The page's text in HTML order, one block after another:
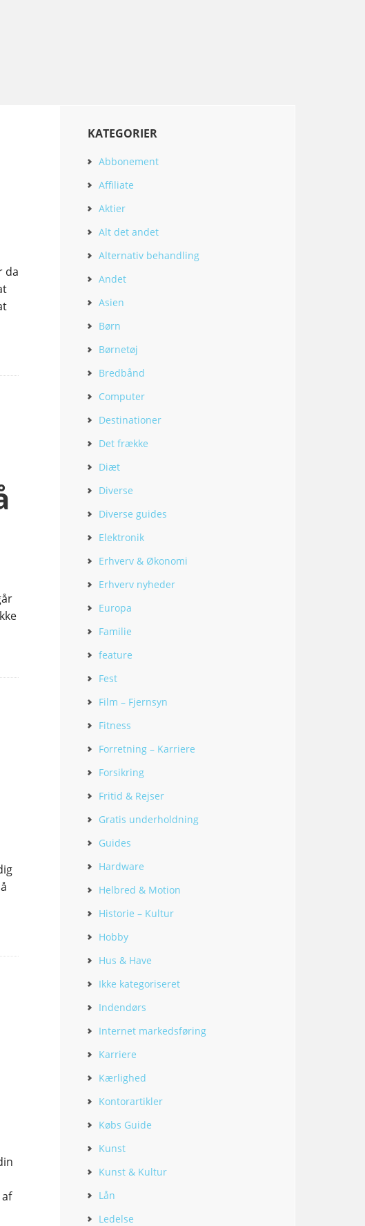
da
KATEGORIER
Abbonement
Affiliate
Aktier
Alt det andet
Alternativ behandling
Andet
Asien
Børn
Børnetøj
Bredbånd
Computer
Destinationer
Det frække
Diæt
Diverse
Diverse guides
Elektronik
Erhverv & Økonomi
Erhverv nyheder
Europa
Familie
feature
Fest
Film – Fjernsyn
Fitness
Forretning – Karriere
Forsikring
Fritid & Rejser
Gratis underholdning
Guides
Hardware
Helbred & Motion
Historie – Kultur
Hobby
Hus & Have
Ikke kategoriseret
Indendørs
Internet markedsføring
Karriere
Kærlighed
Kontorartikler
Købs Guide
Kunst
Kunst & Kultur
Lån
Ledelse